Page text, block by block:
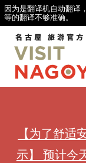
因为是翻译机自动翻译
等的翻译不够准确。
【为了舒适
示】 预计今